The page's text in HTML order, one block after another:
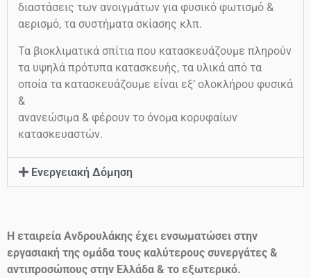
διαστάσεις των ανοιγμάτων για φυσικό φωτισμό &
αερισμό, τα συστήματα σκίασης κλπ.
Τα βιοκλιματικά σπίτια που κατασκευάζουμε πληρούν
τα υψηλά πρότυπα κατασκευής, τα υλικά από τα
οποία τα κατασκευάζουμε είναι εξ’ ολοκλήρου φυσικά
&
ανανεώσιμα & φέρουν το όνομα κορυφαίων
κατασκευαστών.
Ενεργειακή Δόμηση
Η εταιρεία Ανδρουλάκης έχει ενσωματώσει στην
εργασιακή της ομάδα τους καλύτερους συνεργάτες &
αντιπροσώπους στην Ελλάδα & το εξωτερικό.